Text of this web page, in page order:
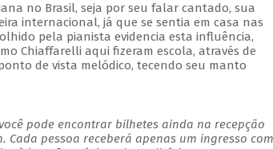
no Brasil, seja por seu falar cantado, sua
internacional, já que se sentia em casa nas
pela pianista evidencia esta influência,
Chiaffarelli aqui fizeram escola, através de
de vista melódico, tecendo seu manto
pode encontrar bilhetes ainda na recepção
Cada pessoa receberá apenas um ingresso com